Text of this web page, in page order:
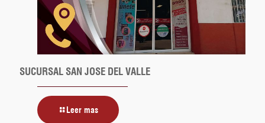
SUCURSAL SAN JOSE DEL VALLE
Leer mas